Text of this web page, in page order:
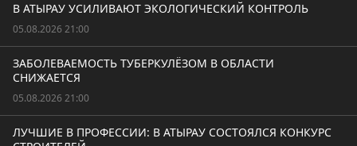
В АТЫРАУ УСИЛИВАЮТ ЭКОЛОГИЧЕСКИЙ КОНТРОЛЬ
05.08.2026 21:00
ЗАБОЛЕВАЕМОСТЬ ТУБЕРКУЛЁЗОМ В ОБЛАСТИ
СНИЖАЕТСЯ
05.08.2026 21:00
ЛУЧШИЕ В ПРОФЕССИИ: В АТЫРАУ СОСТОЯЛСЯ КОНКУРС